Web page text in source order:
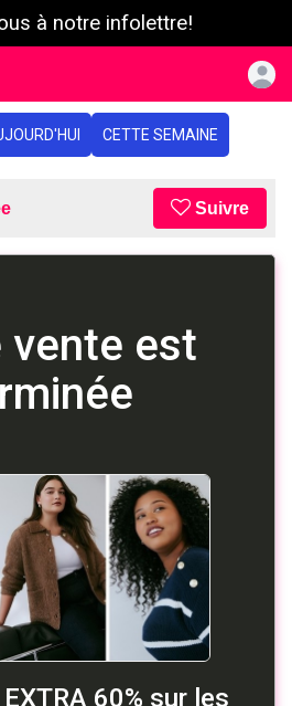
à notre infolettre!
CETTE SEMAINE
Suivre
vente est
60% sur les